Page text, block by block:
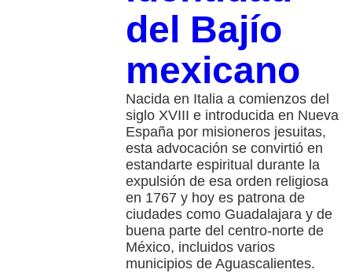
del Bajío
mexicano
Nacida en Italia a comienzos del
siglo XVIII e introducida en Nueva
España por misioneros jesuitas,
esta advocación se convirtió en
estandarte espiritual durante la
expulsión de esa orden religiosa
en 1767 y hoy es patrona de
ciudades como Guadalajara y de
buena parte del centro-norte de
México, incluidos varios
municipios de Aguascalientes.